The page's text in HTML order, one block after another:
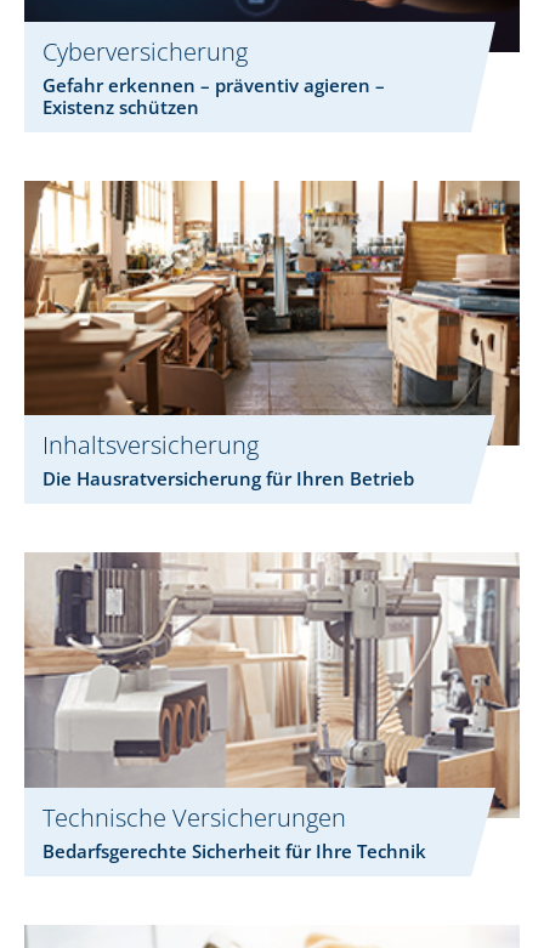
Cyberversicherung
Gefahr erkennen – präventiv agieren –
Existenz schützen
Inhaltsversicherung
Die Hausratversicherung für Ihren Betrieb
Technische Versicherungen
Bedarfsgerechte Sicherheit für Ihre Technik